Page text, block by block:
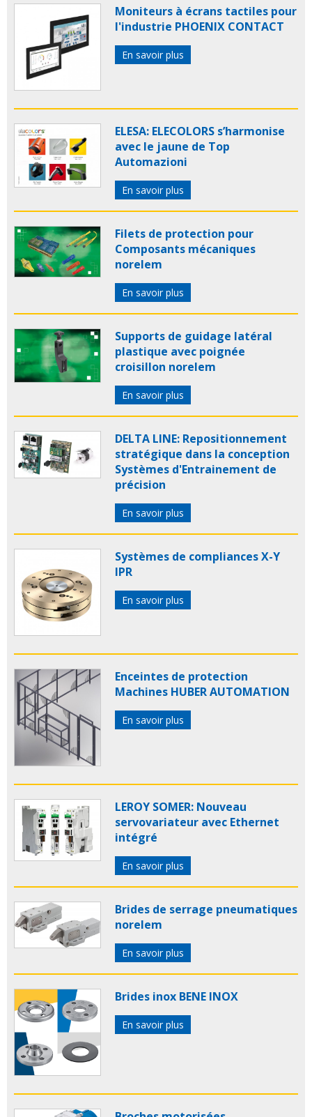
Moniteurs à écrans tactiles pour
l'industrie PHOENIX CONTACT
En savoir plus
ELESA: ELECOLORS s’harmonise
avec le jaune de Top
Automazioni
En savoir plus
Filets de protection pour
Composants mécaniques
norelem
En savoir plus
Supports de guidage latéral
plastique avec poignée
croisillon norelem
En savoir plus
DELTA LINE: Repositionnement
stratégique dans la conception
Systèmes d'Entrainement de
précision
En savoir plus
Systèmes de compliances X-Y
IPR
En savoir plus
Enceintes de protection
Machines HUBER AUTOMATION
En savoir plus
LEROY SOMER: Nouveau
servovariateur avec Ethernet
intégré
En savoir plus
Brides de serrage pneumatiques
norelem
En savoir plus
Brides inox BENE INOX
En savoir plus